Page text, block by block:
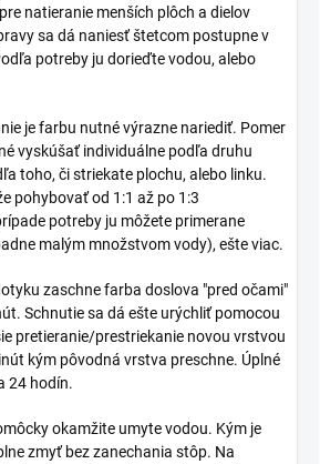
natieranie menších plôch a dielov
sa dá naniesť štetcom postupne v
potreby ju dorieďte vodou, alebo
je farbu nutné výrazne nariediť. Pomer
vyskúšať individuálne podľa druhu
toho, či striekate plochu, alebo linku.
pohybovať od 1:1 až po 1:3
potreby ju môžete primerane
malým množstvom vody), ešte viac.
zaschne farba doslova "pred očami"
Schnutie sa dá ešte urýchliť pomocou
pretieranie/prestriekanie novou vrstvou
kým pôvodná vrstva preschne. Úplné
24 hodín.
okamžite umyte vodou. Kým je
zmyť bez zanechania stôp. Na